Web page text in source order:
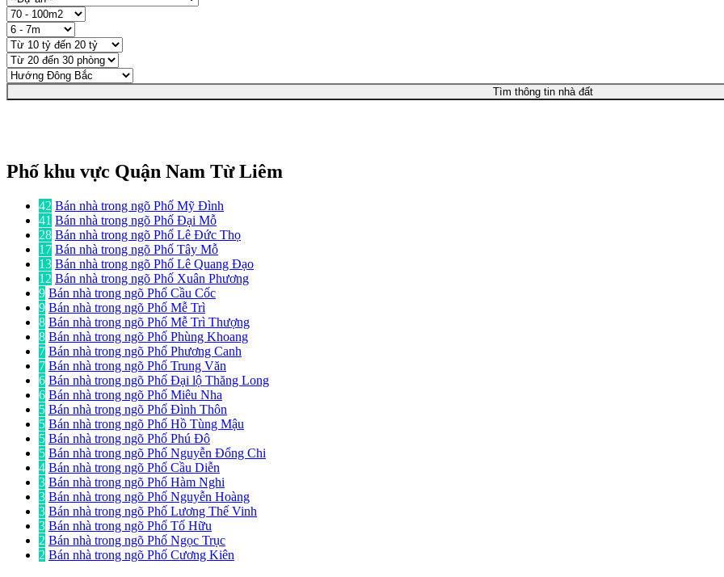
Tìm thông tin nhà đất
Phố khu vực Quận Nam Từ Liêm
42 Bán nhà trong ngõ Phố Mỹ Đình
41 Bán nhà trong ngõ Phố Đại Mỗ
28 Bán nhà trong ngõ Phố Lê Đức Thọ
17 Bán nhà trong ngõ Phố Tây Mỗ
13 Bán nhà trong ngõ Phố Lê Quang Đạo
12 Bán nhà trong ngõ Phố Xuân Phương
9 Bán nhà trong ngõ Phố Cầu Cốc
9 Bán nhà trong ngõ Phố Mễ Trì
8 Bán nhà trong ngõ Phố Mễ Trì Thượng
8 Bán nhà trong ngõ Phố Phùng Khoang
7 Bán nhà trong ngõ Phố Phương Canh
7 Bán nhà trong ngõ Phố Trung Văn
6 Bán nhà trong ngõ Phố Đại lộ Thăng Long
6 Bán nhà trong ngõ Phố Miêu Nha
5 Bán nhà trong ngõ Phố Đình Thôn
5 Bán nhà trong ngõ Phố Hồ Tùng Mậu
5 Bán nhà trong ngõ Phố Phú Đô
5 Bán nhà trong ngõ Phố Nguyễn Đổng Chi
4 Bán nhà trong ngõ Phố Cầu Diễn
3 Bán nhà trong ngõ Phố Hàm Nghi
3 Bán nhà trong ngõ Phố Nguyễn Hoàng
3 Bán nhà trong ngõ Phố Lương Thế Vinh
3 Bán nhà trong ngõ Phố Tố Hữu
2 Bán nhà trong ngõ Phố Ngọc Trục
2 Bán nhà trong ngõ Phố Cương Kiên